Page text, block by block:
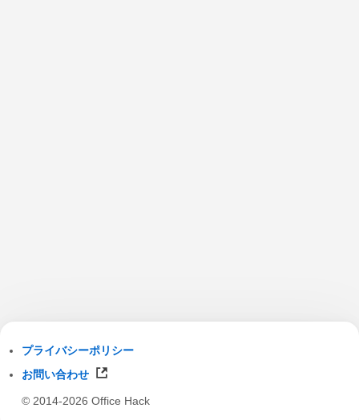
プライバシーポリシー
お問い合わせ
© 2014-2026 Office Hack